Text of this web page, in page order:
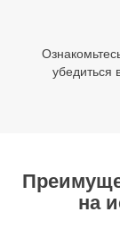
убедиться
на